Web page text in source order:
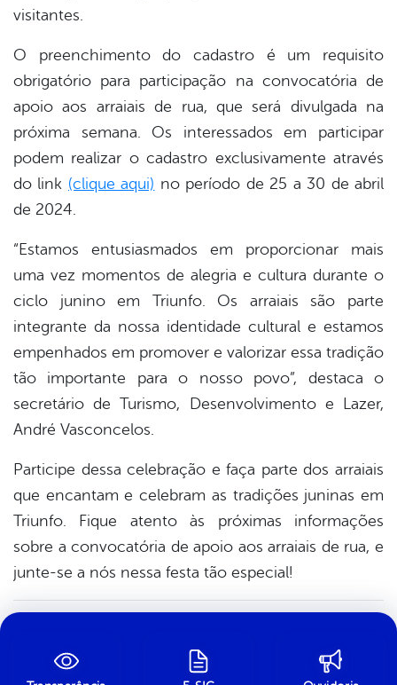
visitantes.
O preenchimento do cadastro é um requisito
obrigatório para participação na convocatória de
apoio aos arraiais de rua, que será divulgada na
próxima semana. Os interessados em participar
podem realizar o cadastro exclusivamente através
do link (clique aqui) no período de 25 a 30 de abril
de 2024.
“Estamos entusiasmados em proporcionar mais
uma vez momentos de alegria e cultura durante o
ciclo junino em Triunfo. Os arraiais são parte
integrante da nossa identidade cultural e estamos
empenhados em promover e valorizar essa tradição
tão importante para o nosso povo”, destaca o
secretário de Turismo, Desenvolvimento e Lazer,
André Vasconcelos.
Participe dessa celebração e faça parte dos arraiais
que encantam e celebram as tradições juninas em
Triunfo. Fique atento às próximas informações
sobre a convocatória de apoio aos arraiais de rua, e
junte-se a nós nessa festa tão especial!